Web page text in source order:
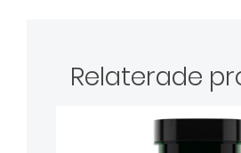
Relaterade